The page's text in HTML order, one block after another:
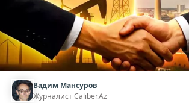
Вадим Мансуров
Журналист Caliber.Az